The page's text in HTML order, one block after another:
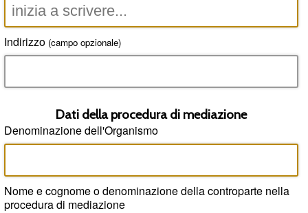
Indirizzo (campo opzionale)
Dati della procedura di mediazione
Denominazione dell'Organismo
Nome e cognome o denominazione della controparte nella
procedura di mediazione